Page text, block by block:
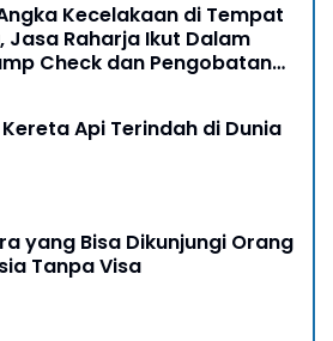
Kecelakaan di Tempat
Jasa Raharja Ikut Dalam
Check dan Pengobatan
Api Terindah di Dunia
yang Bisa Dikunjungi Orang
Tanpa Visa